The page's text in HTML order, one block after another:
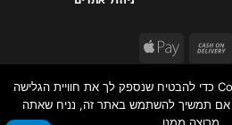
אנו משתמשים בקובצי Cookie כדי להבטיח שנספק לך את חוויית הגלישה
אם תמשיך להשתמש באתר זה, נניח שאתה
מרוצה ממנו.